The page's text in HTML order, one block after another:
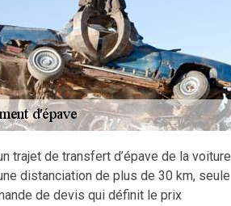
trajet de transfert d’épave de la voiture
distanciation de plus de 30 km, seule
de devis qui définit le prix